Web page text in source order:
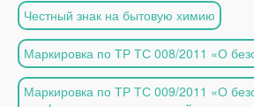
Честный знак на бытовую химию
Маркировка по ТР ТС 008/2011 «О
Маркировка по ТР ТС 009/2011 «О